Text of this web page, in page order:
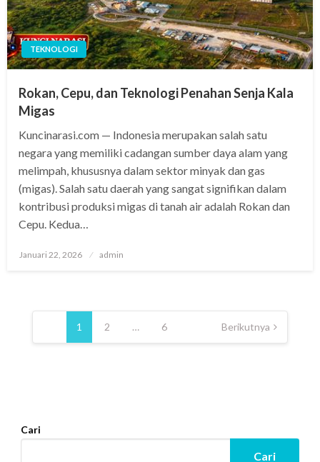
TEKNOLOGI
Rokan, Cepu, dan Teknologi Penahan Senja Kala
Migas
Kuncinarasi.com — Indonesia merupakan salah satu
negara yang memiliki cadangan sumber daya alam yang
melimpah, khususnya dalam sektor minyak dan gas
(migas). Salah satu daerah yang sangat signifikan dalam
kontribusi produksi migas di tanah air adalah Rokan dan
Cepu. Kedua…
Posted
Januari 22, 2026 admin
Paginasi
1 2 … 6 Berikutnya
Cari
Cari